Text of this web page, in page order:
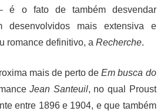
é o fato de também desvendar
desenvolvidos mais extensiva e
romance definitivo, aRecherche.
mais de perto deEm busca do
Jean Santeuil, no qual Proust
entre 1896 e 1904, e que também